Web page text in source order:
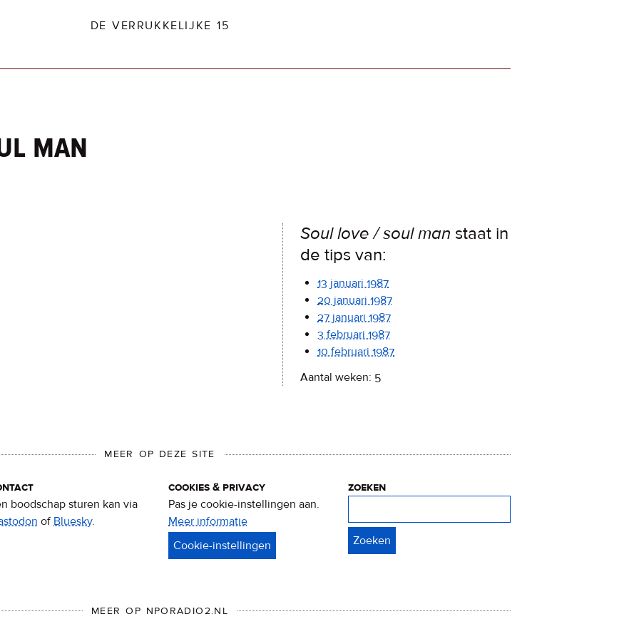
DE VERRUKKELIJKE 15
man
Soul love / soul man staat in
de tips van:
13 januari 1987
20 januari 1987
27 januari 1987
3 februari 1987
10 februari 1987
Aantal weken: 5
MEER OP DEZE SITE
boodschap sturen kan via
ofBluesky.
cookies & privacy
Pas je cookie-instellingen aan.
Meer informatie
&
zoeken
MEER OP NPORADIO2.NL